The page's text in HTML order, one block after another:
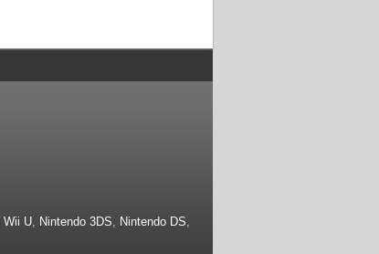
Wii U, Nintendo 3DS, Nintendo DS,